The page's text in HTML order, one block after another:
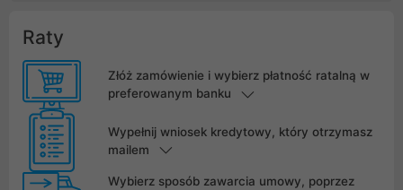
Raty
Złóż zamówienie i wybierz płatność ratalną w
preferowanym banku
Wypełnij wniosek kredytowy, który otrzymasz
mailem
Wybierz sposób zawarcia umowy, poprzez